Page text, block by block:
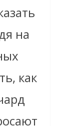
на
как